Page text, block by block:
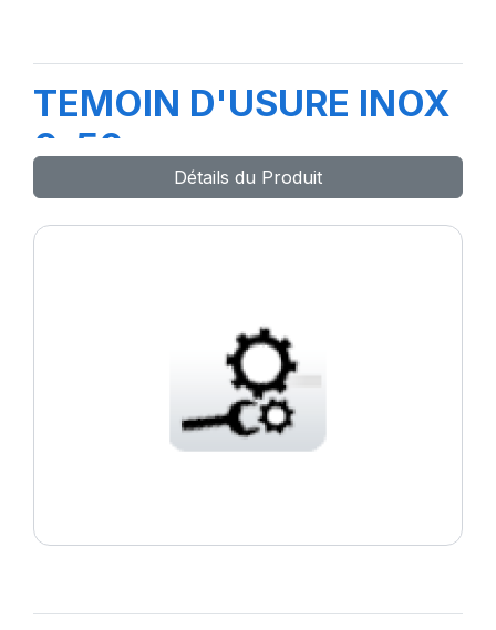
TEMOIN D'USURE INOX
0-50mm
Détails du Produit